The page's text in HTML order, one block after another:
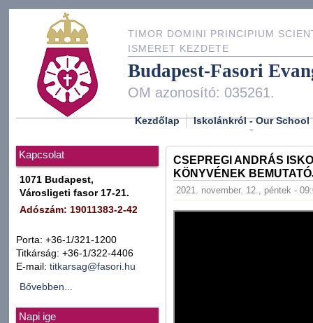
TIMOR DOMINI PRINCIPIUM
ISMERET KEZDETE
Budapest-Fasori
OM azonosító: 035261.
Kezdőlap Iskolánkról - Our School
Kapcsolat
1071 Budapest,
Városligeti fasor 17-21.
Adószám: 19011383-2-42
Porta: +36-1/321-1200
Titkárság: +36-1/322-4406
E-mail: titkarsag@fasori.hu
Bővebben...
Napi ige
CSEPREGI ANDRÁS
KÖNYVÉNEK
2021. november. 12., péntek -